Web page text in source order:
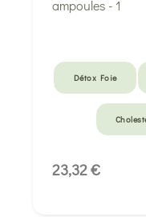
Détox Foie
23,32 €